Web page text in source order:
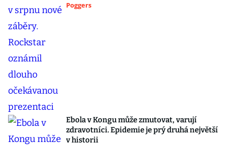
Poggers
Ebola v Kongu může zmutovat, varují
zdravotníci. Epidemie je prý druhá největší
v historii